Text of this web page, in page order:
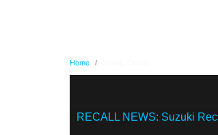
Home /
RECALL NEWS: Suzuki